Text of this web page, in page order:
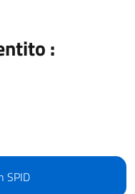
:
SPID